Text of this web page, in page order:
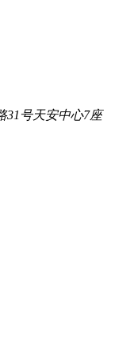
31号天安中心7座